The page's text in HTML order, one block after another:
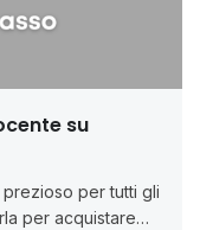
su
per tutti gli
per acquistare